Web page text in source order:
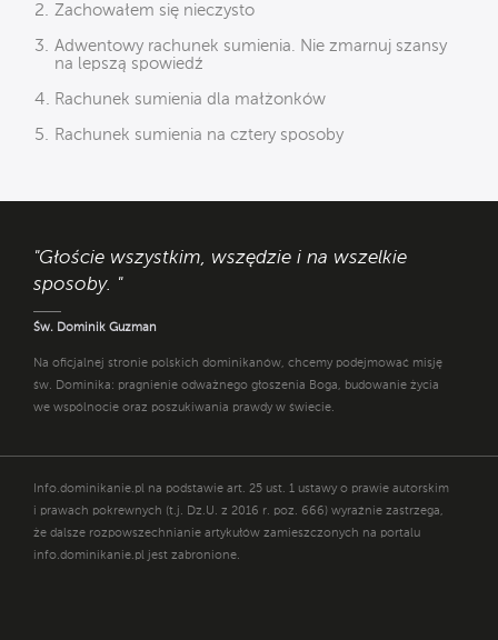
Zachowałem się nieczysto
Adwentowy rachunek sumienia. Nie zmarnuj szansy
na lepszą spowiedź
Rachunek sumienia dla małżonków
Rachunek sumienia na cztery sposoby
"Głoście wszystkim, wszędzie i na wszelkie
sposoby. "
Św. Dominik Guzman
Na oficjalnej stronie polskich dominikanów, chcemy podejmować misję
św. Dominika: pragnienie odważnego głoszenia Boga, budowanie życia
we wspólnocie oraz poszukiwania prawdy w świecie.
Info.dominikanie.pl na podstawie art. 25 ust. 1 ustawy o prawie autorskim
i prawach pokrewnych (t.j. Dz.U. z 2016 r. poz. 666) wyraźnie zastrzega,
że dalsze rozpowszechnianie artykułów zamieszczonych na portalu
info.dominikanie.pl jest zabronione.